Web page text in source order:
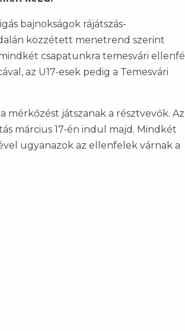
bajnokságok rájátszás-
közzétett menetrend szerint
csapatunkra temesvári ellenfél
az U17-esek pedig a Temesvári
mérkőzést játszanak a résztvevők. Az
március 17-én indul majd. Mindkét
ugyanazok az ellenfelek várnak a